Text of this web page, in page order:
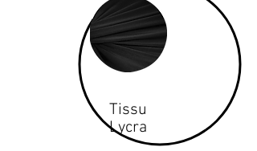
Tissu
Lycra